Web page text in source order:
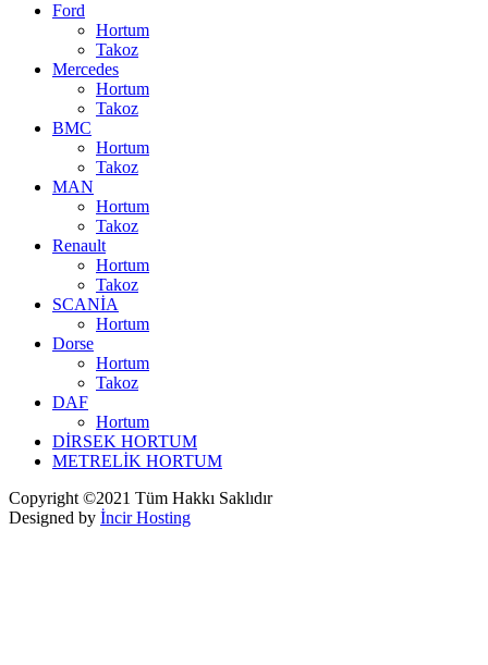
Ford
Hortum
Takoz
Mercedes
Hortum
Takoz
BMC
Hortum
Takoz
MAN
Hortum
Takoz
Renault
Hortum
Takoz
SCANİA
Hortum
Dorse
Hortum
Takoz
DAF
Hortum
DİRSEK HORTUM
METRELİK HORTUM
Copyright ©2021 Tüm Hakkı Saklıdır
Designed by İncir Hosting